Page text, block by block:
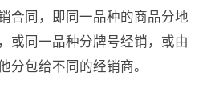
合同，即同一品种的商品分地
或同一品种分牌号经销，或由
分包给不同的经销商。